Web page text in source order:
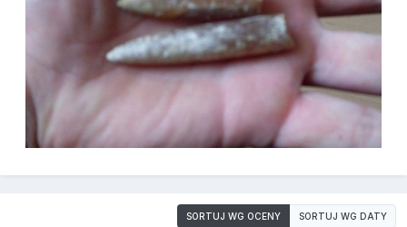
SORTUJ WG OCENY SORTUJ WG DATY